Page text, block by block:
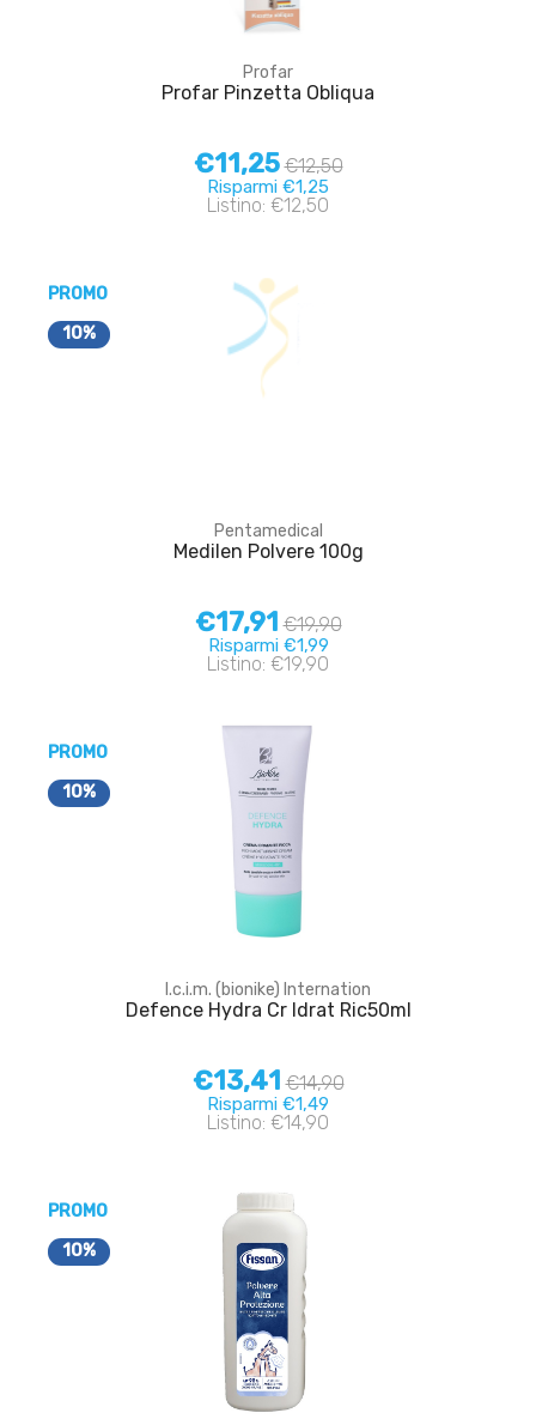
Profar
Profar Pinzetta Obliqua
€11,25 €12,50
Risparmi €1,25
Listino: €12,50
PROMO
10%
Pentamedical
Medilen Polvere 100g
€17,91 €19,90
Risparmi €1,99
Listino: €19,90
PROMO
10%
I.c.i.m. (bionike) Internation
Defence Hydra Cr Idrat Ric50ml
€13,41 €14,90
Risparmi €1,49
Listino: €14,90
PROMO
10%